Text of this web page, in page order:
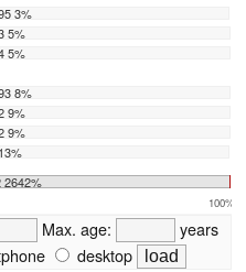
3%
5%
5%
8%
9%
9%
2642%
100%
Max. age:
years
desktop